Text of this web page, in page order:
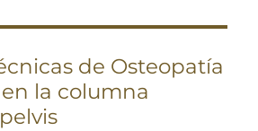
de Osteopatía
la columna